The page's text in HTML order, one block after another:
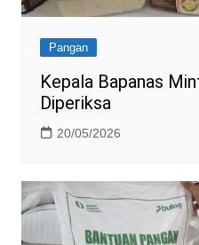
Pangan
Kepala Bapanas
Diperiksa
20/05/2026